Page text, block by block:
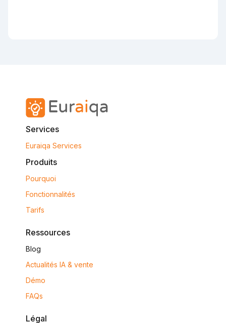
Services
Euraiqa Services
Produits
Pourquoi
Fonctionnalités
Tarifs
Ressources
Blog
Actualités IA & vente
Démo
FAQs
Légal